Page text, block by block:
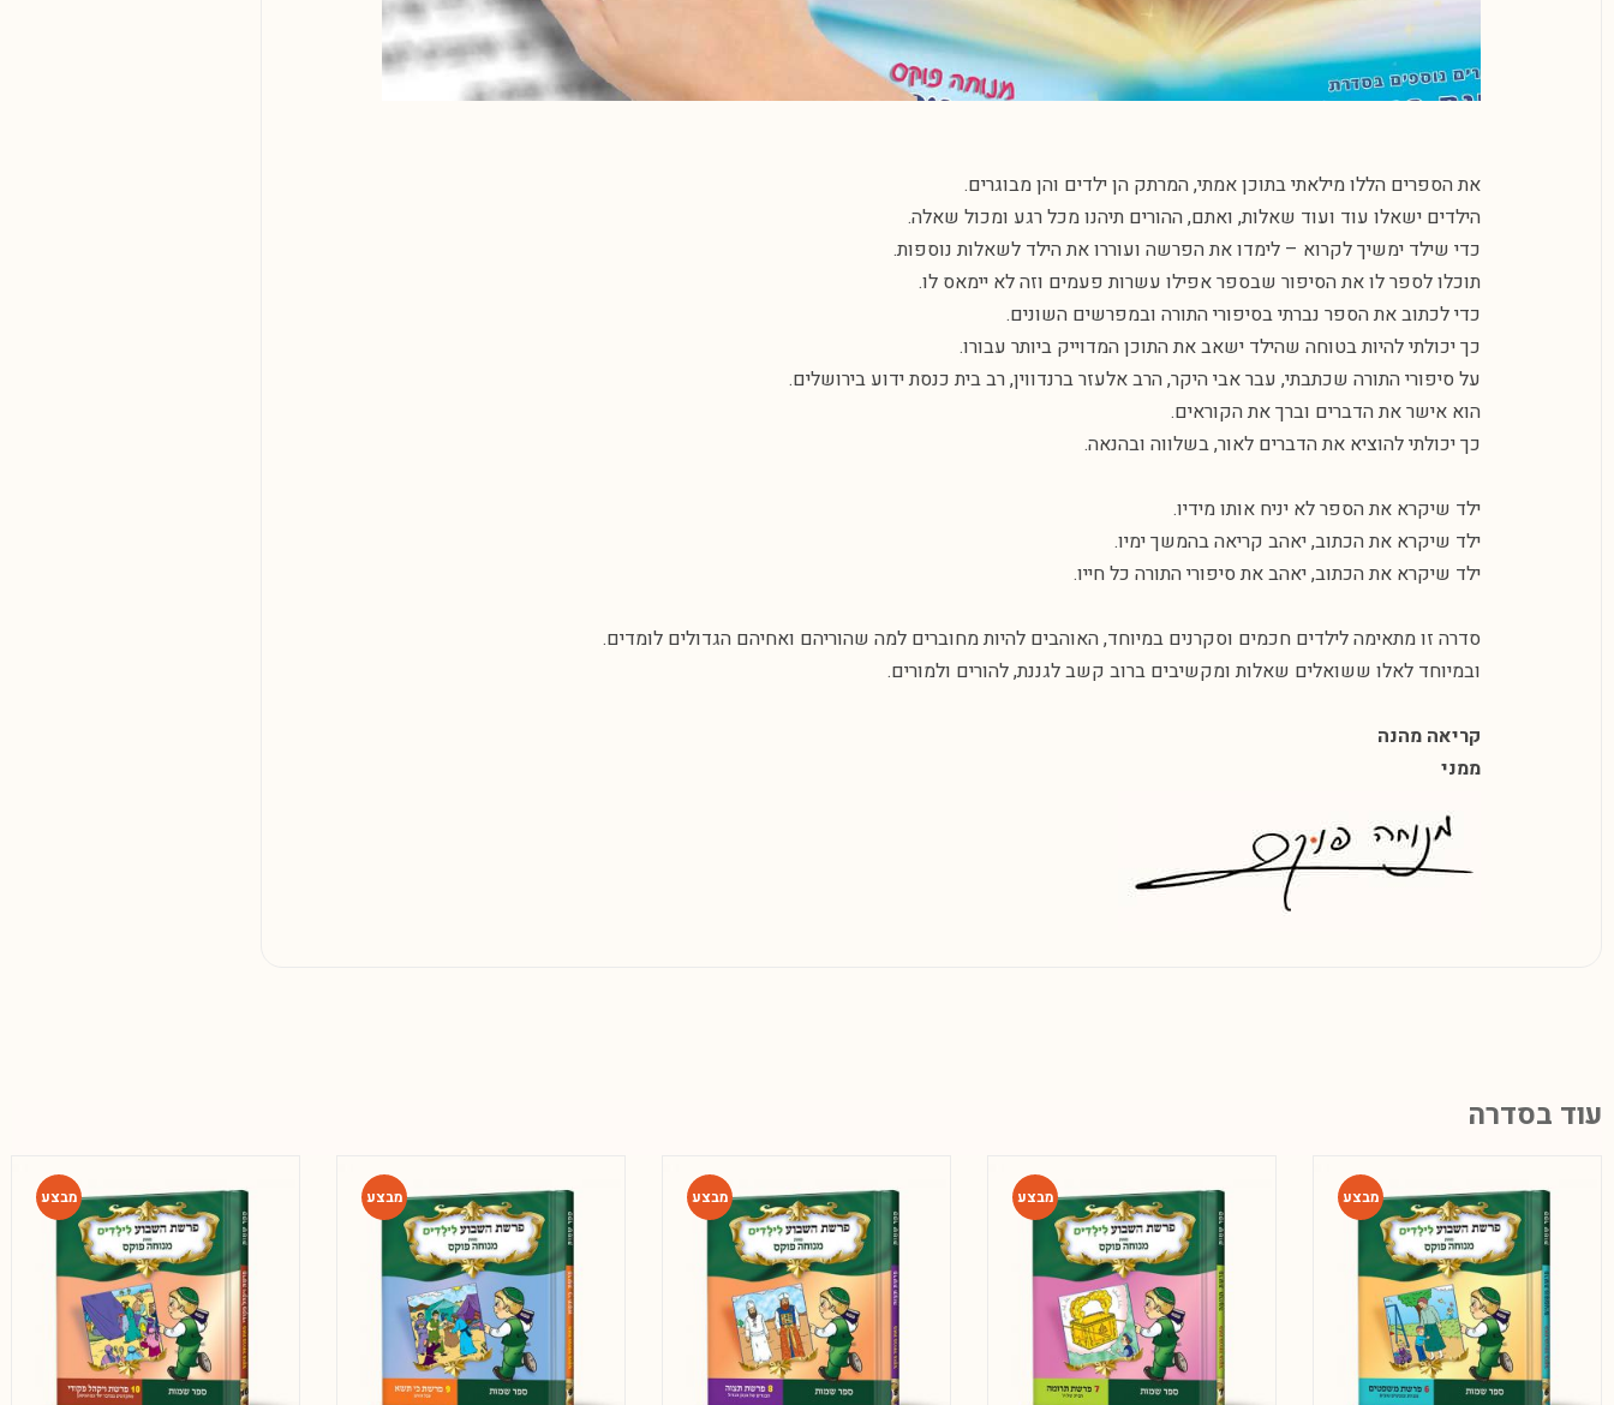
את הספרים הללו מילאתי בתוכן אמתי, המרתק הן ילדים והן מבוגרים.
הילדים ישאלו עוד ועוד שאלות, ואתם, ההורים תיהנו מכל רגע ומכול שאלה.
כדי שילד ימשיך לקרוא – לימדו את הפרשה ועוררו את הילד לשאלות נוספות.
תוכלו לספר לו את הסיפור שבספר אפילו עשרות פעמים וזה לא יימאס לו.
כדי לכתוב את הספר נברתי בסיפורי התורה ובמפרשים השונים.
כך יכולתי להיות בטוחה שהילד ישאב את התוכן המדוייק ביותר עבורו.
על סיפורי התורה שכתבתי, עבר אבי היקר, הרב אלעזר ברנדווין, רב בית כנסת ידוע בירושלים.
הוא אישר את הדברים וברך את הקוראים.
כך יכולתי להוציא את הדברים לאור, בשלווה ובהנאה.
ילד שיקרא את הספר לא יניח אותו מידיו.
ילד שיקרא את הכתוב, יאהב קריאה בהמשך ימיו.
ילד שיקרא את הכתוב, יאהב את סיפורי התורה כל חייו.
סדרה זו מתאימה לילדים חכמים וסקרנים במיוחד, האוהבים להיות מחוברים למה שהוריהם ואחיהם הגדולים לומדים.
ובמיוחד לאלו ששואלים שאלות ומקשיבים ברוב קשב לגננת, להורים ולמורים.
קריאה מהנה
ממני
עוד בסדרה